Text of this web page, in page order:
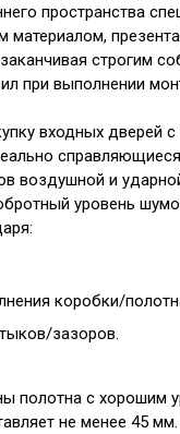
пространства
строгим
при выполнении
входных дверей
воздушной и
уровень
коробки/
зазоров.
полотна с хорошим
не менее 45